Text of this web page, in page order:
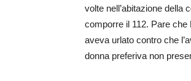
volte nell’abitazione della
comporre il 112. Pare
aveva urlato contro che
donna preferiva non